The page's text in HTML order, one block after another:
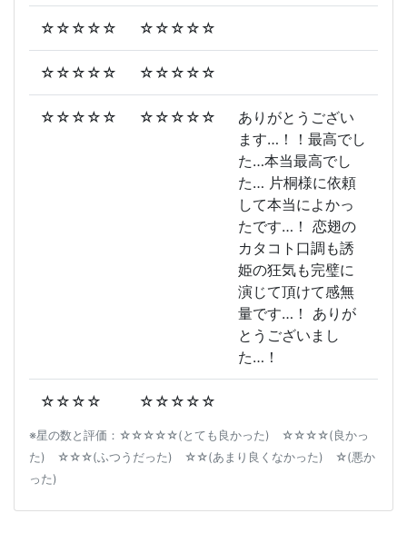
☆☆☆☆☆ ☆☆☆☆☆
☆☆☆☆☆ ☆☆☆☆☆
☆☆☆☆☆ ☆☆☆☆☆
ありがとうござい
ます…！！最高でし
た…本当最高でし
た… 片桐様に依頼
して本当によかっ
たです…！ 恋翅の
カタコト口調も誘
姫の狂気も完璧に
演じて頂けて感無
量です…！ ありが
とうございまし
た…！
☆☆☆☆ ☆☆☆☆☆
※星の数と評価：☆☆☆☆☆(とても良かった) ☆☆☆☆(良かっ
た) ☆☆☆(ふつうだった) ☆☆(あまり良くなかった) ☆(悪か
った)